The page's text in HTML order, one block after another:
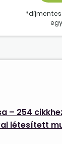
– 254
létesített